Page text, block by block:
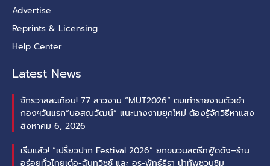
Advertise
Reprints & Licensing
Help Center
Latest News
จักรวาลสะเทือน! 77 สาวงาม “MUT2026” ตบเท้ารายงานตัวเข้า
กองฯวันแรก“บอสณวัฒน์” แนะนางงามยุคใหม่ ต้องรู้จักวิธีหาแสง
สิงหาคม 6, 2026
เริ่มแล้ว! “เปรี้ยวปาก Festival 2026” ยกขบวนสตรีทฟู้ดดัง–ร้าน
อร่อยทั่วไทยเต๋อ-ฉันทวิชช์ และ อร-พัทธ์ธีรา นำทัพชวนชิม